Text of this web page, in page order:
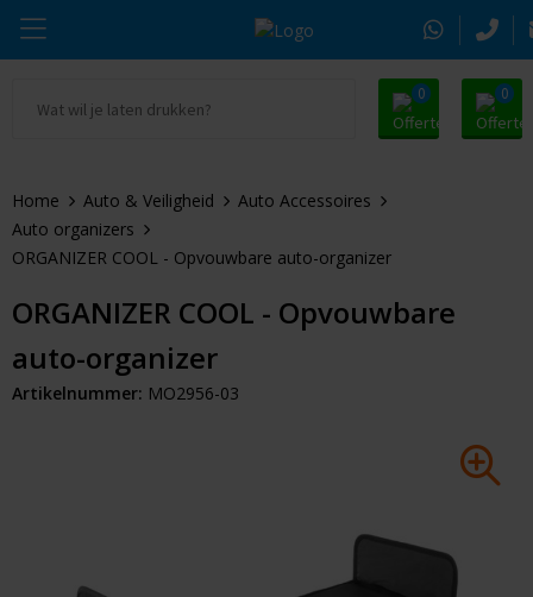
0 0
Drinkwaren
Kleding & Textiel
Tassen & Reizen
Elektronica & Gadgets
Alle promosnoepje
Zomer
Pasen
Kerst
Eindejaarsgeschenken
Thule
Moleskine
Alle merken
Home Auto & Veiligheid
Auto Accessoires
Auto organizers
ORGANIZER COOL - Opvouwbare auto-organizer
ORGANIZER COOL - Opvouwbare
auto-organizer
Artikelnummer: MO2956-03